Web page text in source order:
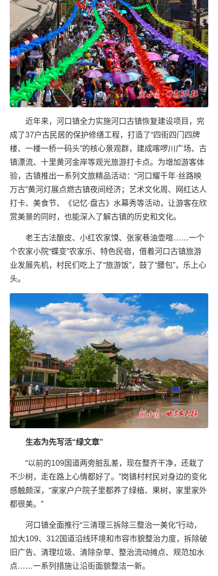
近年来，河口镇全力实施河口古镇恢复建设项目，完
成了37户古民居的保护修缮工程，打造了“四街四门四牌
楼、一楼一桥一码头”的核心景观群，建成喀啰川广场、古
镇漂流、十里黄河金岸等观光旅游打卡点。为增加游客体
验，古镇推出一系列文旅精品活动：“河口耀千年·丝路映
万古”黄河灯展点燃古镇夜间经济；艺术文化周、网红达人
打卡、美食节、《记忆·盘古》水幕秀等活动，让游客在欣
赏美景的同时，也能深入了解古镇的历史和文化。
老王古法酿皮、小红农家馍、张家巷油壶喧……一个
个农家小院“蝶变”农家乐、特色民宿，借着河口古镇旅游
业发展先机，村民们吃上了“旅游饭”，鼓了“腰包”，乐上心
头。
生态为先写活“绿文章”
“以前的109国道两旁脏乱差，现在整齐干净，还栽了
不少树，走在路上心情都好了。”岗镇村村民对身边的变化
感触颇深，“家家户户院子里都养了绿植、果树，家里家外
都很美。”
河口镇全面推行“三清理三拆除三整治一美化”行动，
加大109、312国道沿线环境和市容市貌整治力度，拆除破
旧广告、清理垃圾、清除杂草、整治流动摊点、规范加水
点……一系列措施让沿街面貌整洁一新。